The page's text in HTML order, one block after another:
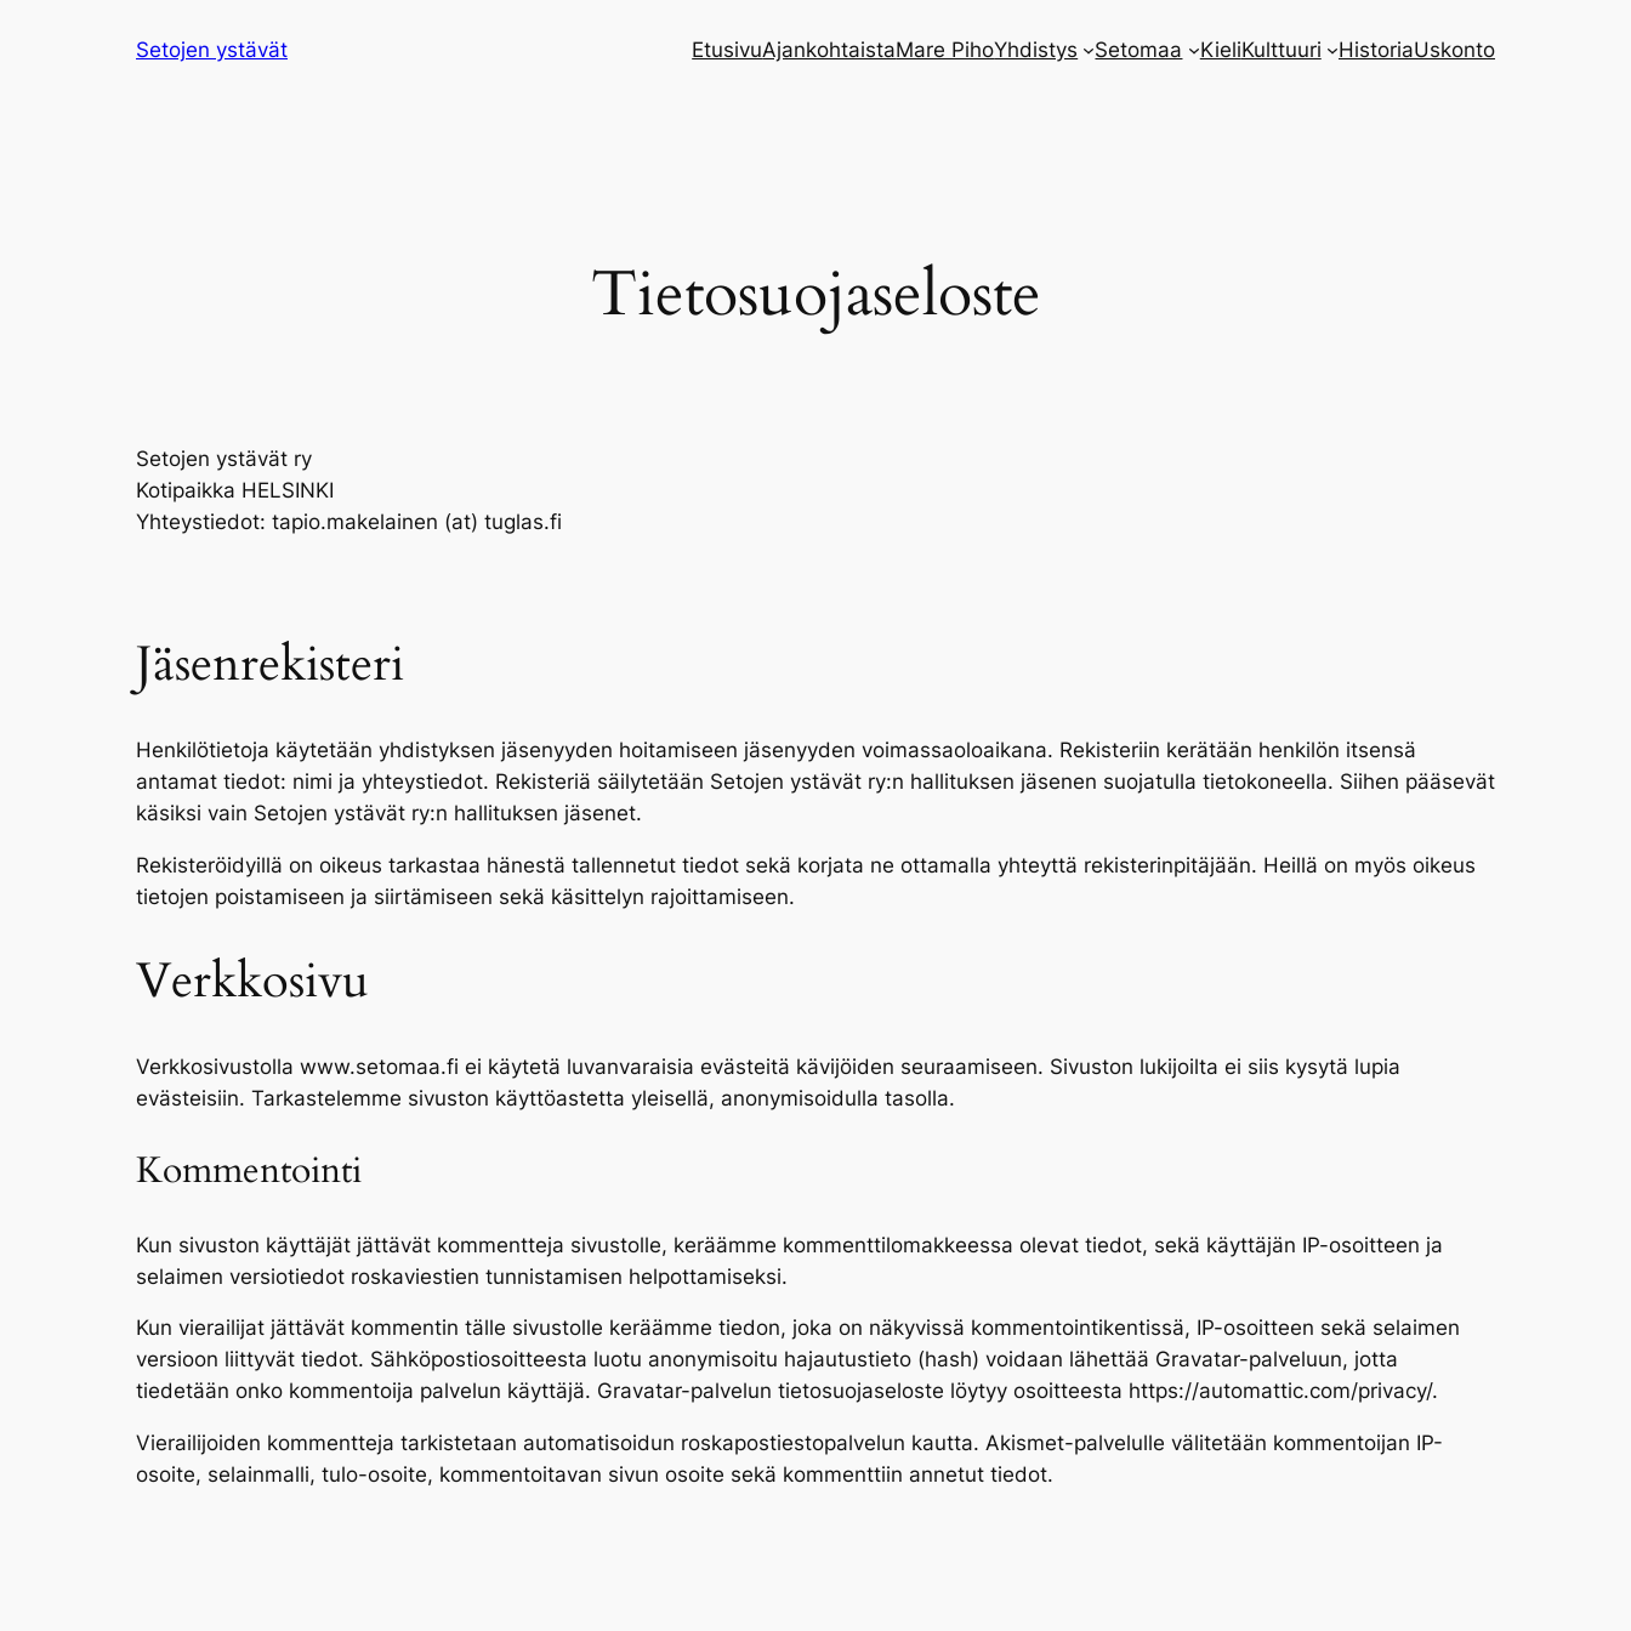
Setojen ystävät EtusivuAjankohtaistaMare PihoYhdistys Setomaa KieliKulttuuri HistoriaUskonto
Tietosuojaseloste
Setojen ystävät ry
Kotipaikka HELSINKI
Yhteystiedot: tapio.makelainen (at) tuglas.fi
Jäsenrekisteri
Henkilötietoja käytetään yhdistyksen jäsenyyden hoitamiseen jäsenyyden voimassaoloaikana. Rekisteriin kerätään henkilön itsensä
antamat tiedot: nimi ja yhteystiedot. Rekisteriä säilytetään Setojen ystävät ry:n hallituksen jäsenen suojatulla tietokoneella. Siihen pääsevät
käsiksi vain Setojen ystävät ry:n hallituksen jäsenet.
Rekisteröidyillä on oikeus tarkastaa hänestä tallennetut tiedot sekä korjata ne ottamalla yhteyttä rekisterinpitäjään. Heillä on myös oikeus
tietojen poistamiseen ja siirtämiseen sekä käsittelyn rajoittamiseen.
Verkkosivu
Verkkosivustolla www.setomaa.fi ei käytetä luvanvaraisia evästeitä kävijöiden seuraamiseen. Sivuston lukijoilta ei siis kysytä lupia
evästeisiin. Tarkastelemme sivuston käyttöastetta yleisellä, anonymisoidulla tasolla.
Kommentointi
Kun sivuston käyttäjät jättävät kommentteja sivustolle, keräämme kommenttilomakkeessa olevat tiedot, sekä käyttäjän IP-osoitteen ja
selaimen versiotiedot roskaviestien tunnistamisen helpottamiseksi.
Kun vierailijat jättävät kommentin tälle sivustolle keräämme tiedon, joka on näkyvissä kommentointikentissä, IP-osoitteen sekä selaimen
versioon liittyvät tiedot. Sähköpostiosoitteesta luotu anonymisoitu hajautustieto (hash) voidaan lähettää Gravatar-palveluun, jotta
tiedetään onko kommentoija palvelun käyttäjä. Gravatar-palvelun tietosuojaseloste löytyy osoitteesta https://automattic.com/privacy/.
Vierailijoiden kommentteja tarkistetaan automatisoidun roskapostiestopalvelun kautta. Akismet-palvelulle välitetään kommentoijan IP-
osoite, selainmalli, tulo-osoite, kommentoitavan sivun osoite sekä kommenttiin annetut tiedot.